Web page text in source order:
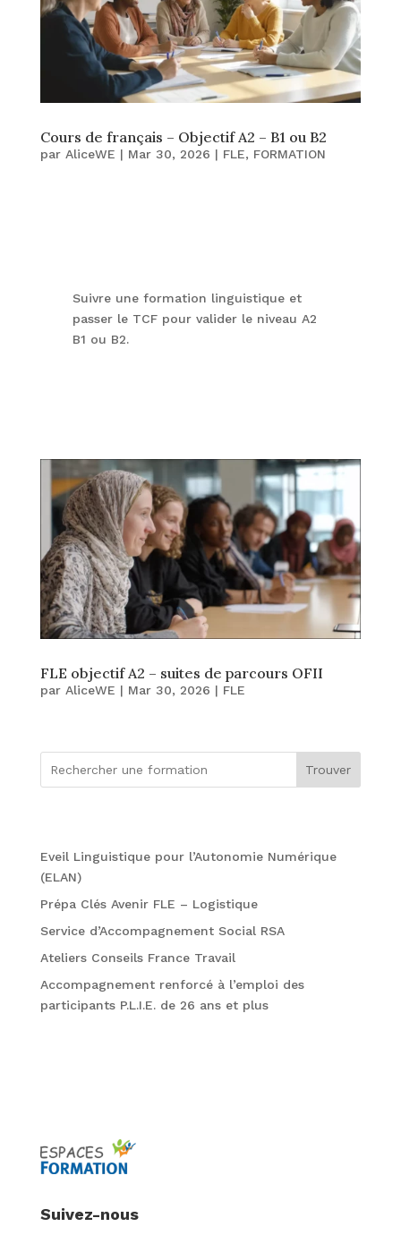
Cours de français – Objectif A2 – B1 ou B2
par AliceWE | Mar 30, 2026 | FLE, FORMATION
Suivre une formation linguistique et
passer le TCF pour valider le niveau A2
B1 ou B2.
FLE objectif A2 – suites de parcours OFII
par AliceWE | Mar 30, 2026 | FLE
Trouver
Eveil Linguistique pour l’Autonomie Numérique
(ELAN)
Prépa Clés Avenir FLE – Logistique
Service d’Accompagnement Social RSA
Ateliers Conseils France Travail
Accompagnement renforcé à l’emploi des
participants P.L.I.E. de 26 ans et plus
Suivez-nous